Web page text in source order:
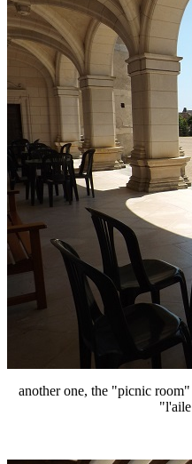
another one, the "picnic